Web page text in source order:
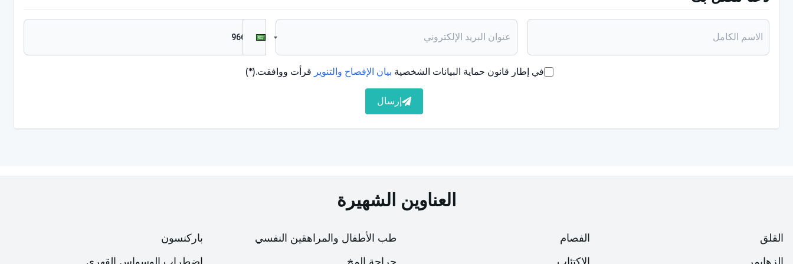
التهاب التيه (التهاب الأذن الداخلية):يُذكر أنه التهاب يشمل الأذن الداخلية بأكملها بسبب الميكروبات. كما يظهر فقدان السمع مع
عادة ما يكون هناك تاريخ من الصدمة. يلاحظ الدوار الشديد والغثيان والقيء وفقدان
في إطار قانون حماية البيانات الشخصية بيان الإفصاح والتنوير قرأت ووافقت.(*)
إرسال
العناوين الشهيرة
القلق
الفصام
طب الأطفال والمراهقين النفسي
باركنسون